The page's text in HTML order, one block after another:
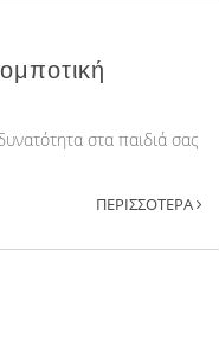
στα παιδιά σας
ΠΕΡΙΣΣΟΤΕΡΑ